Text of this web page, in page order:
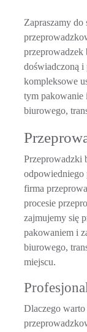
Zapraszamy do
przeprowadzek
doświadczoną i
kompleksowe
tym pakowanie
biurowego,
Przeprowadzki
odpowiedniego
firma
procesie
zajmujemy się
pakowaniem i
biurowego,
miejscu.
Dlaczego warto